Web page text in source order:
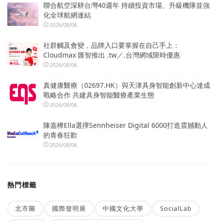
聯合航空深耕台灣40週年 持續投資市場、升級機隊並強
化全球航網連結
2026/08/06
社群觸及會變，品牌入口要掌握在自己手上：
Cloudmax 匯智推出 .tw／.台灣網域限時優惠
2026/08/06
真健康醫療（02697.HK）與天津具身智能創新中心達成
戰略合作 共建具身智能醫療產業生態
2026/08/06
陳嘉樺Ella選擇Sennheiser Digital 6000打造震撼動人
的青春狂歡
2026/08/06
熱門標籤
北市圖 國際發明展 中國文化大學 SocialLab